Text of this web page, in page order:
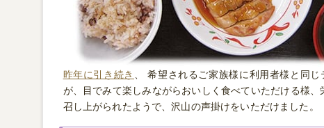
昨年に引き続き
、 希望されるご家族様に利用者様と同
が、目でみて楽しみながらおいしく食べていただける様
召し上がられたようで、沢山の声掛けをいただけました。